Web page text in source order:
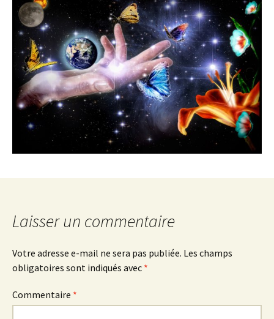
Laisser un commentaire
Votre adresse e-mail ne sera pas publiée. Les champs
obligatoires sont indiqués avec *
Commentaire *